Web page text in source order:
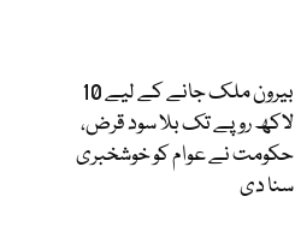
بیرون ملک جانے کے لیے 10
لاکھ روپے تک بلا سود قرض،
حکومت نے عوام کو خوشخبری
سنا دی